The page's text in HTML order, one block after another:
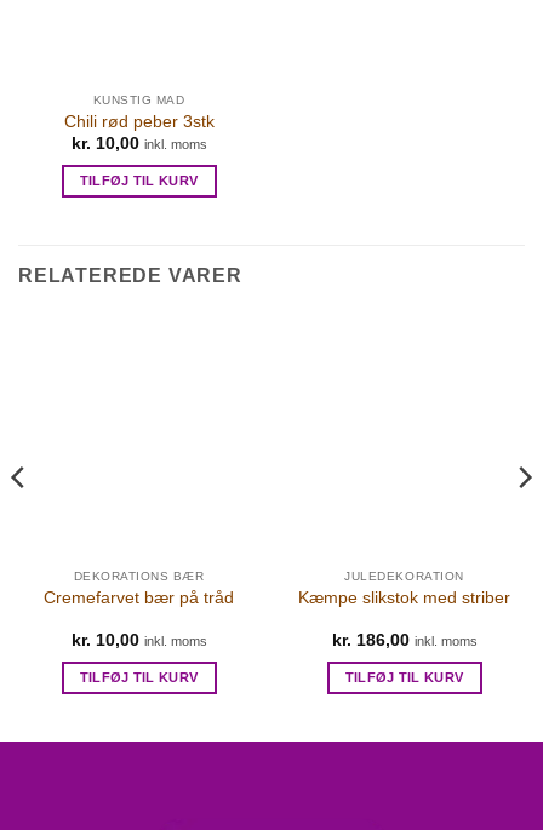
KUNSTIG MAD
Chili rød peber 3stk
kr. 10,00 inkl. moms
TILFØJ TIL KURV
RELATEREDE VARER
DEKORATIONS BÆR
Cremefarvet bær på tråd
kr. 10,00 inkl. moms
TILFØJ TIL KURV
JULEDEKORATION
Kæmpe slikstok med striber
kr. 186,00 inkl. moms
TILFØJ TIL KURV